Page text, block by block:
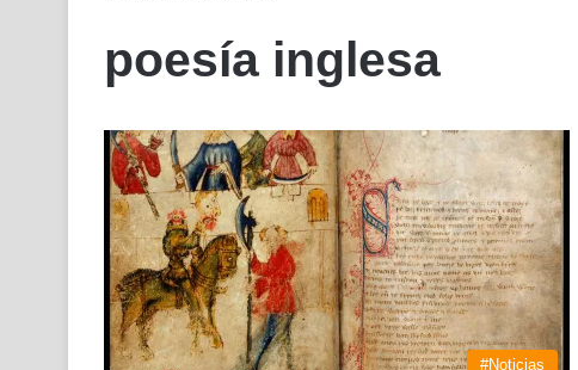
poesía inglesa
#Noticias